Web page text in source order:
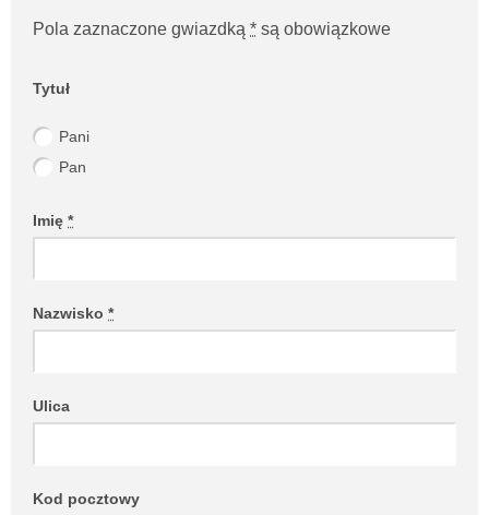
Pola zaznaczone gwiazdką * są obowiązkowe
Tytuł
Pani
Pan
Imię *
Nazwisko *
Ulica
Kod pocztowy